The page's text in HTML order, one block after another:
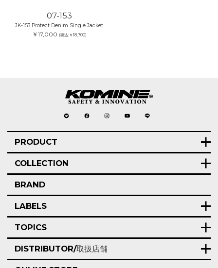
07-153
JK-153 Protect Denim Single Jacket
￥17,000 (税込:￥18,700)
PRODUCT
COLLECTION
BRAND
LABELS
TOPICS
DISTRIBUTOR/取扱店舗